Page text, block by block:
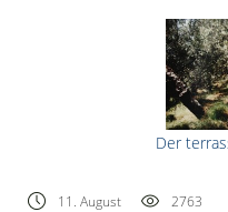
Der
11. August
2763